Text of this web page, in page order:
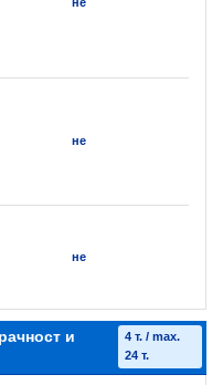
не
не
и
4 т. / max.
24 т.